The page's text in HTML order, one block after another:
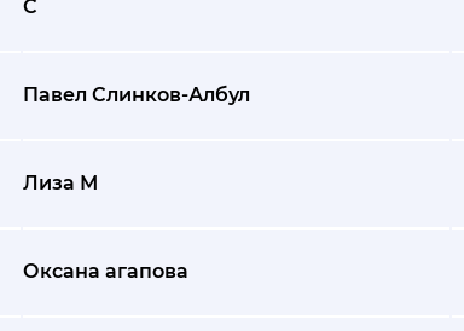
С
Павел Слинков-Албул
Лиза М
Оксана агапова